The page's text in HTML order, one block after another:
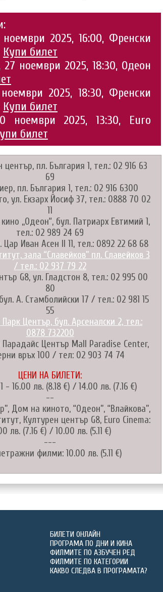
ноември 2025, 16:00, Френски
Купи билет
27 ноември 2025, 18:30, Одеон
2025, 18:30, Френски
Купи билет
ноември 2025, 13:30, Euro
билет
пл. България 1, тел.: 02 916 63
69
пл. България 1, тел.: 02 916 6300
ул. Екзарх Йосиф 37, тел.: 0888 70 02
11
„Одеон“, бул. Патриарх Евтимий 1,
тел.: 02 989 24 69
Цар Иван Асен II 11, тел.: 0892 22 68 68
зала “Славейков” пл. Славейков 3
/ тел.: 02 937 79 22
G8, ул. Гладстон 8, тел.: 02 995 00
80
А. Стамболийски 17 / тел.: 02 981 15
55
Център, бул. Арсеналски 2, тел.:
0878 732200
Център Mall Paradise Center,
връх 100 / тел: 02 903 74 74
ЦЕНИ НА БИЛЕТИ:
- 16.00 лв. (8.18 €) / 14.00 лв. (7.16 €)
--
Дом на киното, “Одеон”, “Влайкова”,
Културен център G8, Euro Cinema:
лв. (7.16 €) / 10.00 лв. (5.11 €)
---
филми: 10.00 лв. (5.11 €)
БИЛЕТИ ОНЛАЙН
ПРОГРАМА ПО ДНИ И КИНА
ФИЛМИТЕ ПО АЗБУЧЕН РЕД
ФИЛМИТЕ ПО КАТЕГОРИИ
КАКВО СЛЕДВА В ПРОГРАМАТА?